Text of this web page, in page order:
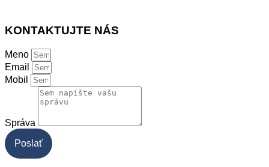
KONTAKTUJTE NÁS
Meno
Email
Mobil
Správa
Poslať